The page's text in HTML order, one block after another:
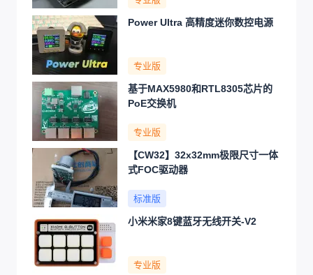
Power Ultra 高精度迷你数控电源
专业版
基于MAX5980和RTL8305芯片的
PoE交换机
专业版
【CW32】32x32mm极限尺寸一体
式FOC驱动器
标准版
小米米家8键蓝牙无线开关-V2
专业版